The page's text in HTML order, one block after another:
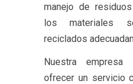
manejo de
los materiales
reciclados
Nuestra
ofrecer un servicio